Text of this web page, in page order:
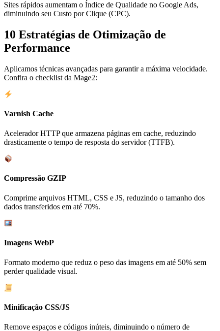
Sites rápidos aumentam o Índice de Qualidade no Google Ads,
diminuindo seu Custo por Clique (CPC).
10 Estratégias de Otimização de
Performance
Aplicamos técnicas avançadas para garantir a máxima velocidade.
Confira o checklist da Mage2:
Varnish Cache
Acelerador HTTP que armazena páginas em cache, reduzindo
drasticamente o tempo de resposta do servidor (TTFB).
Compressão GZIP
Comprime arquivos HTML, CSS e JS, reduzindo o tamanho dos
dados transferidos em até 70%.
Imagens WebP
Formato moderno que reduz o peso das imagens em até 50% sem
perder qualidade visual.
Minificação CSS/JS
Remove espaços e códigos inúteis, diminuindo o número de